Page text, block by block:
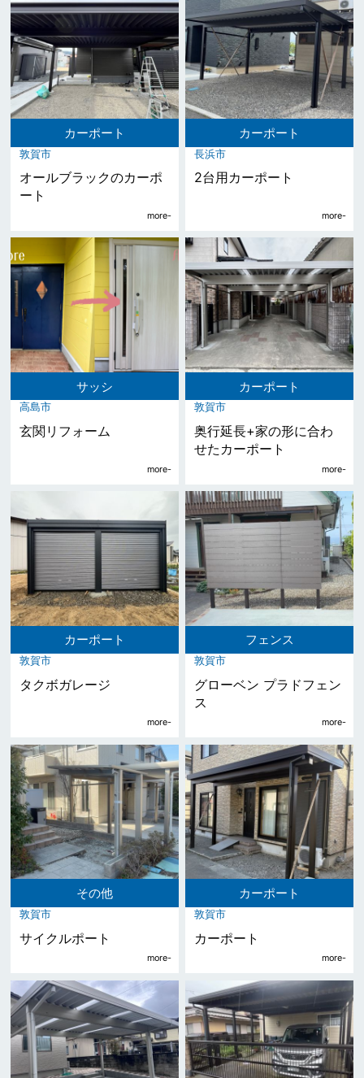
カーポート
敦賀市
オールブラックのカーポ
ート
カーポート
長浜市
2台用カーポート
サッシ
高島市
玄関リフォーム
カーポート
敦賀市
奥行延長+家の形に合わ
せたカーポート
カーポート
敦賀市
タクボガレージ
フェンス
敦賀市
グローベン プラドフェン
ス
その他
敦賀市
サイクルポート
カーポート
敦賀市
カーポート